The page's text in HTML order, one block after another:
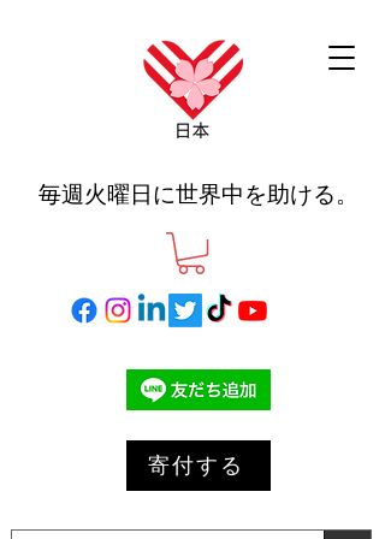
毎週火曜日に世界中を助ける。
寄付する